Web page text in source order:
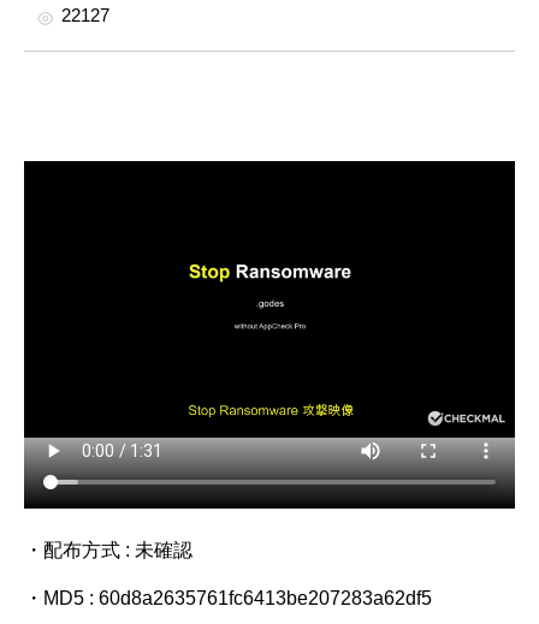
22127
・配布方式 : 未確認
・MD5 : 60d8a2635761fc6413be207283a62df5